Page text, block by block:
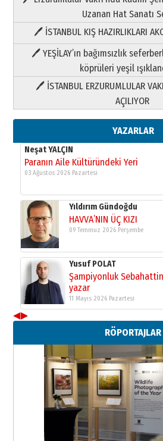
Uzanan Hat Sanatı
🖊 İSTANBUL KIŞ HAZIRLIKLARI
🖊 YEŞİLAY’ın bağımsızlık
köprüleri yeşil
🖊 İSTANBUL ERZURUMLULAR
AÇILIYOR
YAZARLAR
03 Ağustos 2026 Pazartesi
Yıldırım Gündoğdu
HAVVA’NIN ÜÇ KIZI
09 Temmuz 2026 Perşembe
Yusuf POLAT
Şampiyonluk Sebahattin
11 Mayıs 2026 Pazartesi
Neşat YALÇIN
Paranın Aile Kültüründeki Yeri
03 Ağustos 2026 Pazartesi
Yıldırım Gündoğdu
HAVVA’NIN ÜÇ KIZI
09 Temmuz 2026 Perşembe
Yusuf POLAT
Şampiyonluk
yazar
11 Mayıs 2026 Pazartesi
Neşat YALÇIN
Paranın Aile Kültüründeki Yeri
03 Ağustos 2026 Pazartesi
Yıldırım Gündoğdu
HAVVA’NIN ÜÇ KIZI
09 Temmuz 2026 Perşembe
Yusuf POLAT
◀▶
RÖPORTAJLAR